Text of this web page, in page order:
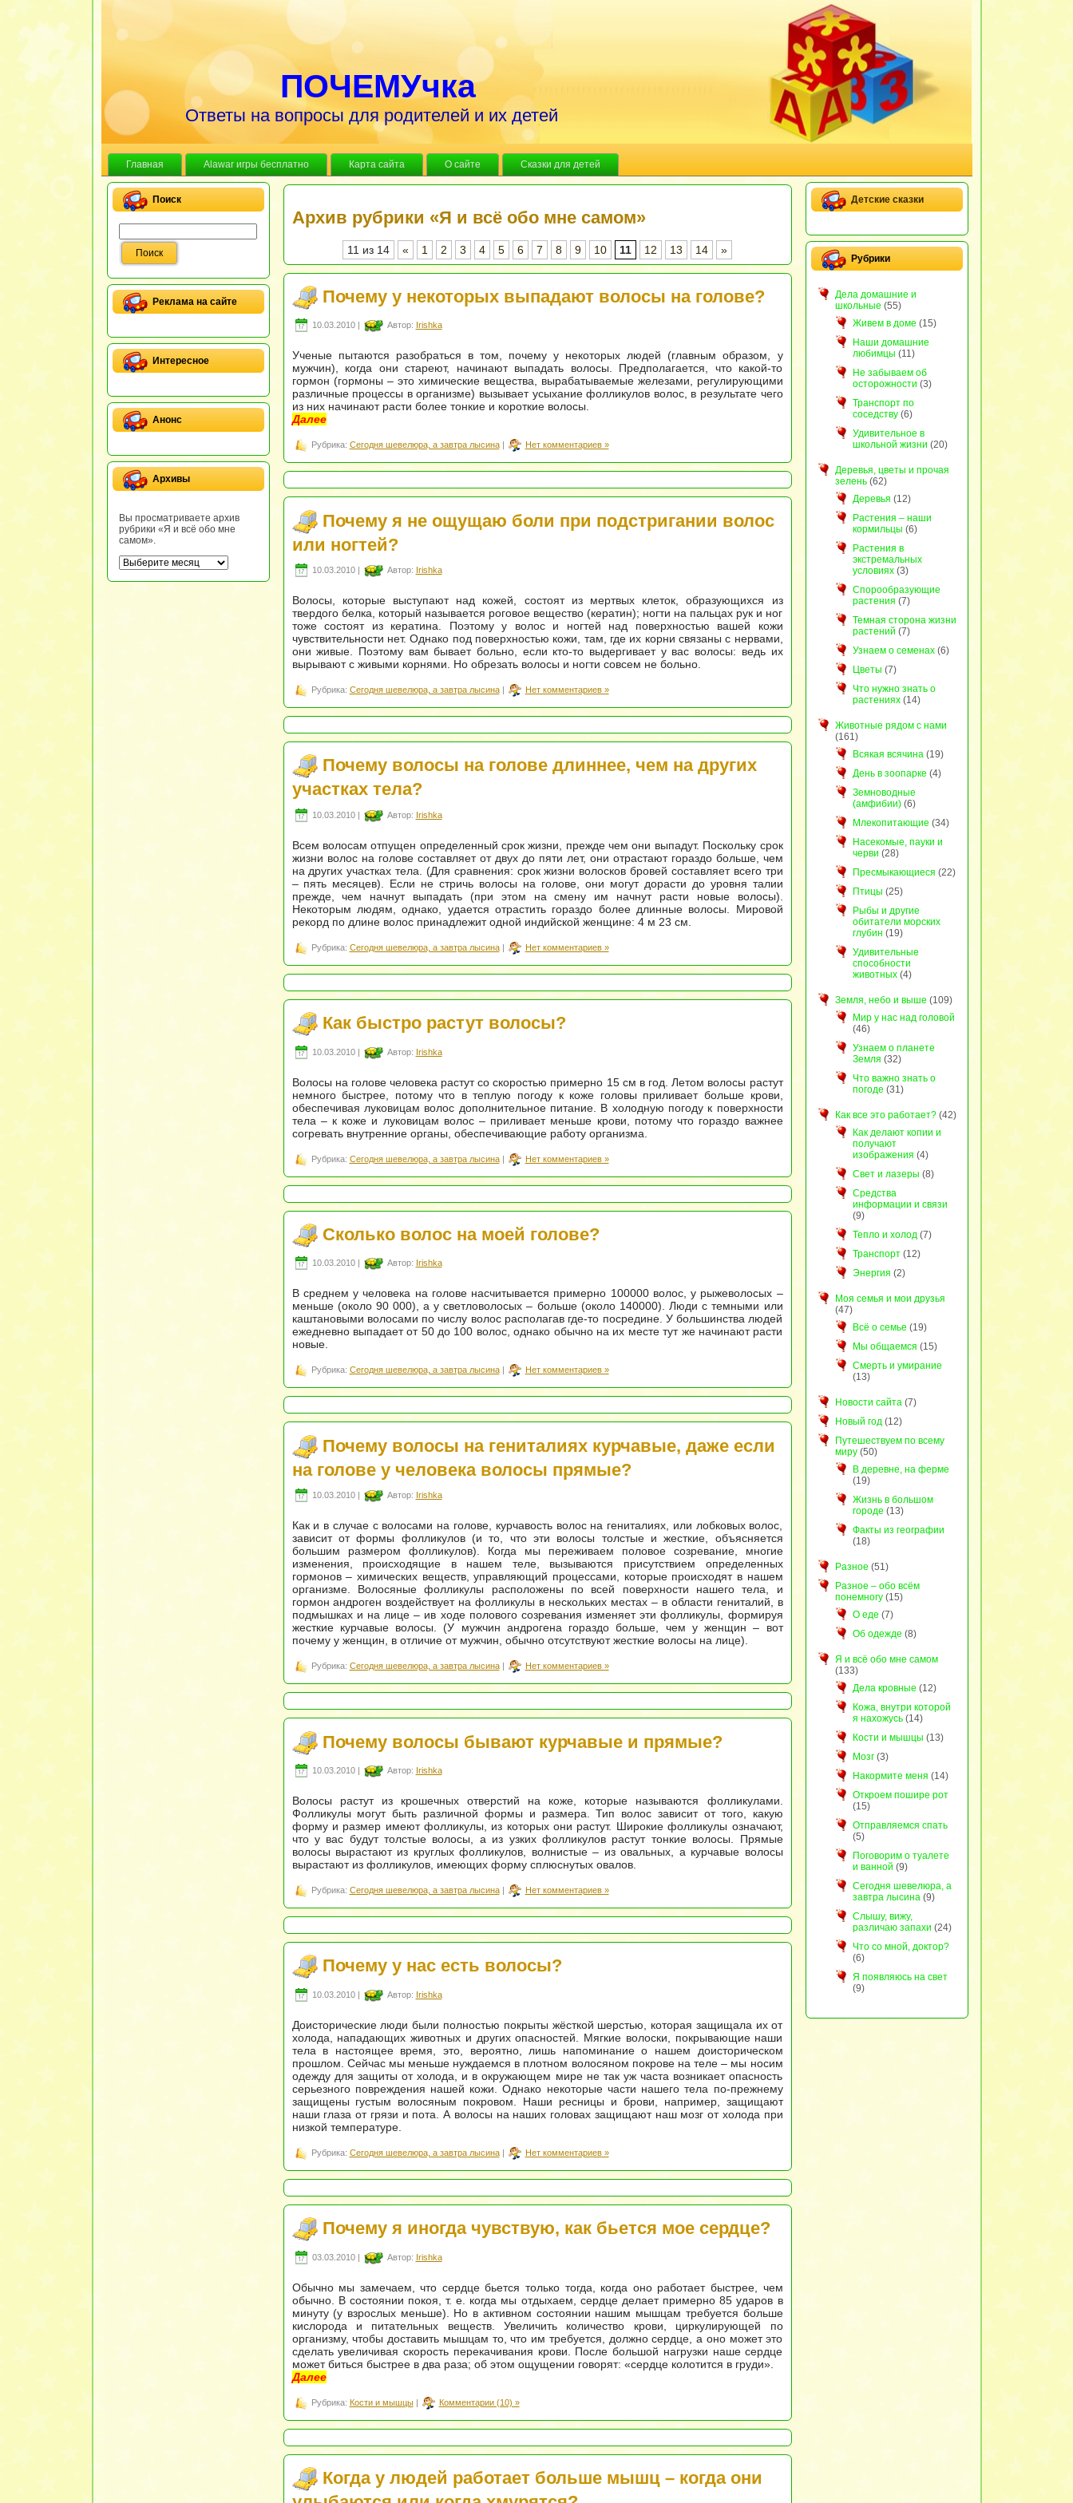
ПОЧЕМУчка
Ответы на вопросы для родителей и их детей
Главная Alawar игры бесплатно Карта сайта О сайте Сказки для детей
Поиск
Реклама на сайте
Интересное
Анонс
Архивы
Вы просматриваете архив
рубрики «Я и всё обо мне
самом».
Архив рубрики «Я и всё обо мне самом»
11 из 14 « 1 2 3 4 5 6 7 8 9 10 11 12 13 14 »
Почему у некоторых выпадают волосы на голове?
10.03.2010 | Автор: Irishka
Ученые пытаются разобраться в том, почему у некоторых людей (главным образом, у
мужчин), когда они стареют, начинают выпадать волосы. Предполагается, что какой-то
гормон (гормоны – это химические вещества, вырабатываемые железами, регулирующими
различные процессы в организме) вызывает усыхание фолликулов волос, в результате чего
из них начинают расти более тонкие и короткие волосы.
Далее
Рубрика: Сегодня шевелюра, а завтра лысина| Нет комментариев »
Почему я не ощущаю боли при подстригании волос
или ногтей?
10.03.2010 | Автор: Irishka
Волосы, которые выступают над кожей, состоят из мертвых клеток, образующихся из
твердого белка, который называется роговое вещество (кератин); ногти на пальцах рук и ног
тоже состоят из кератина. Поэтому у волос и ногтей над поверхностью вашей кожи
чувствительности нет. Однако под поверхностью кожи, там, где их корни связаны с нервами,
они живые. Поэтому вам бывает больно, если кто-то выдергивает у вас волосы: ведь их
вырывают с живыми корнями. Но обрезать волосы и ногти совсем не больно.
Рубрика: Сегодня шевелюра, а завтра лысина| Нет комментариев »
Почему волосы на голове длиннее, чем на других
участках тела?
10.03.2010 | Автор: Irishka
Всем волосам отпущен определенный срок жизни, прежде чем они выпадут. Поскольку срок
жизни волос на голове составляет от двух до пяти лет, они отрастают гораздо больше, чем
на других участках тела. (Для сравнения: срок жизни волосков бровей составляет всего три
– пять месяцев). Если не стричь волосы на голове, они могут дорасти до уровня талии
прежде, чем начнут выпадать (при этом на смену им начнут расти новые волосы).
Некоторым людям, однако, удается отрастить гораздо более длинные волосы. Мировой
рекорд по длине волос принадлежит одной индийской женщине: 4 м 23 см.
Рубрика: Сегодня шевелюра, а завтра лысина| Нет комментариев »
Как быстро растут волосы?
10.03.2010 | Автор: Irishka
Волосы на голове человека растут со скоростью примерно 15 см в год. Летом волосы растут
немного быстрее, потому что в теплую погоду к коже головы приливает больше крови,
обеспечивая луковицам волос дополнительное питание. В холодную погоду к поверхности
тела – к коже и луковицам волос – приливает меньше крови, потому что гораздо важнее
согревать внутренние органы, обеспечивающие работу организма.
Рубрика: Сегодня шевелюра, а завтра лысина| Нет комментариев »
Сколько волос на моей голове?
10.03.2010 | Автор: Irishka
В среднем у человека на голове насчитывается примерно 100000 волос, у рыжеволосых –
меньше (около 90 000), а у светловолосых – больше (около 140000). Люди с темными или
каштановыми волосами по числу волос располагав где-то посредине. У большинства людей
ежедневно выпадает от 50 до 100 волос, однако обычно на их месте тут же начинают расти
новые.
Рубрика: Сегодня шевелюра, а завтра лысина| Нет комментариев »
Почему волосы на гениталиях курчавые, даже если
на голове у человека волосы прямые?
10.03.2010 | Автор: Irishka
Как и в случае с волосами на голове, курчавость волос на гениталиях, или лобковых волос,
зависит от формы фолликулов (и то, что эти волосы толстые и жесткие, объясняется
большим размером фолликулов). Когда мы переживаем половое созревание, многие
изменения, происходящие в нашем теле, вызываются присутствием определенных
гормонов – химических веществ, управляющий процессами, которые происходят в нашем
организме. Волосяные фолликулы расположены по всей поверхности нашего тела, и
гормон андроген воздействует на фолликулы в нескольких местах – в области гениталий, в
подмышках и на лице – ив ходе полового созревания изменяет эти фолликулы, формируя
жесткие курчавые волосы. (У мужчин андрогена гораздо больше, чем у женщин – вот
почему у женщин, в отличие от мужчин, обычно отсутствуют жесткие волосы на лице).
Рубрика: Сегодня шевелюра, а завтра лысина| Нет комментариев »
Почему волосы бывают курчавые и прямые?
10.03.2010 | Автор: Irishka
Волосы растут из крошечных отверстий на коже, которые называются фолликулами.
Фолликулы могут быть различной формы и размера. Тип волос зависит от того, какую
форму и размер имеют фолликулы, из которых они растут. Широкие фолликулы означают,
что у вас будут толстые волосы, а из узких фолликулов растут тонкие волосы. Прямые
волосы вырастают из круглых фолликулов, волнистые – из овальных, а курчавые волосы
вырастают из фолликулов, имеющих форму сплюснутых овалов.
Рубрика: Сегодня шевелюра, а завтра лысина| Нет комментариев »
Почему у нас есть волосы?
10.03.2010 | Автор: Irishka
Доисторические люди были полностью покрыты жёсткой шерстью, которая защищала их от
холода, нападающих животных и других опасностей. Мягкие волоски, покрывающие наши
тела в настоящее время, это, вероятно, лишь напоминание о нашем доисторическом
прошлом. Сейчас мы меньше нуждаемся в плотном волосяном покрове на теле – мы носим
одежду для защиты от холода, и в окружающем мире не так уж часта возникает опасность
серьезного повреждения нашей кожи. Однако некоторые части нашего тела по-прежнему
защищены густым волосяным покровом. Наши ресницы и брови, например, защищают
наши глаза от грязи и пота. А волосы на наших головах защищают наш мозг от холода при
низкой температуре.
Рубрика: Сегодня шевелюра, а завтра лысина| Нет комментариев »
Почему я иногда чувствую, как бьется мое сердце?
03.03.2010 | Автор: Irishka
Обычно мы замечаем, что сердце бьется только тогда, когда оно работает быстрее, чем
обычно. В состоянии покоя, т. е. когда мы отдыхаем, сердце делает примерно 85 ударов в
минуту (у взрослых меньше). Но в активном состоянии нашим мышцам требуется больше
кислорода и питательных веществ. Увеличить количество крови, циркулирующей по
организму, чтобы доставить мышцам то, что им требуется, должно сердце, а оно может это
сделать увеличивая скорость перекачивания крови. После большой нагрузки наше сердце
может биться быстрее в два раза; об этом ощущении говорят: «сердце колотится в груди».
Далее
Рубрика: Кости и мышцы| Комментарии (10) »
Когда у людей работает больше мышц – когда они
Детские сказки
Рубрики
Дела домашние и
школьные (55)
Живем в доме (15)
Наши домашние
любимцы (11)
Не забываем об
осторожности (3)
Транспорт по
соседству(6)
Удивительное в
школьной жизни (20)
Деревья, цветы и прочая
зелень(62)
Деревья (12)
Растения – наши
кормильцы (6)
Растения в
экстремальных
условиях(3)
Спорообразующие
растения (7)
Темная сторона жизни
растений (7)
Узнаем о семенах(6)
Цветы (7)
Что нужно знать о
растениях(14)
Животные рядом с нами
(161)
Всякая всячина(19)
День в зоопарке (4)
Земноводные
(амфибии)(6)
Млекопитающие (34)
Насекомые, пауки и
черви (28)
Пресмыкающиеся (22)
Птицы (25)
Рыбы и другие
обитатели морских
глубин (19)
Удивительные
способности
животных(4)
Земля, небо и выше (109)
Мир у нас над головой
(46)
Узнаем о планете
Земля (32)
Что важно знать о
погоде (31)
Как все это работает?(42)
Как делают копии и
получают
изображения (4)
Свет и лазеры (8)
Средства
информации и связи
(9)
Тепло и холод(7)
Транспорт(12)
Энергия (2)
Моя семья и мои друзья
(47)
Всё о семье (19)
Мы общаемся (15)
Смерть и умирание
(13)
Новости сайта(7)
Новый год(12)
Путешествуем по всему
миру(50)
В деревне, на ферме
(19)
Жизнь в большом
городе (13)
Факты из географии
(18)
Разное (51)
Разное – обо всём
понемногу(15)
О еде (7)
Об одежде (8)
Я и всё обо мне самом
(133)
Дела кровные (12)
Кожа, внутри которой
я нахожусь(14)
Кости и мышцы (13)
Мозг(3)
Накормите меня (14)
Откроем пошире рот
(15)
Отправляемся спать
(5)
Поговорим о туалете
и ванной (9)
Сегодня шевелюра, а
завтра лысина(9)
Слышу, вижу,
различаю запахи (24)
Что со мной, доктор?
(6)
Я появляюсь на свет
(9)